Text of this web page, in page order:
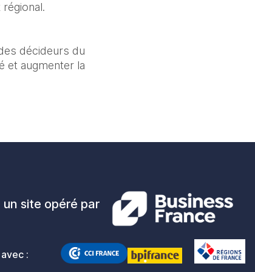
décideurs du
et augmenter la
un site opéré par
avec :